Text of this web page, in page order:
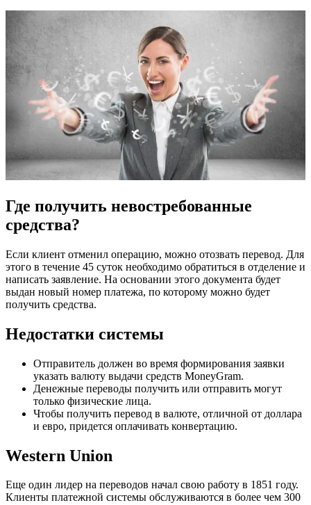
Где получить невостребованные
средства?
Если клиент отменил операцию, можно отозвать перевод. Для
этого в течение 45 суток необходимо обратиться в отделение и
написать заявление. На основании этого документа будет
выдан новый номер платежа, по которому можно будет
получить средства.
Недостатки системы
Отправитель должен во время формирования заявки
указать валюту выдачи средств MoneyGram.
Денежные переводы получить или отправить могут
только физические лица.
Чтобы получить перевод в валюте, отличной от доллара
и евро, придется оплачивать конвертацию.
Western Union
Еще один лидер на переводов начал свою работу в 1851 году.
Клиенты платежной системы обслуживаются в более чем 300